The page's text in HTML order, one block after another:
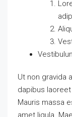
Ut non gravida
dapibus
Mauris massa
amet ligula.